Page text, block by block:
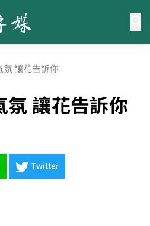
讓花告訴你
讓花告訴你
Twitter